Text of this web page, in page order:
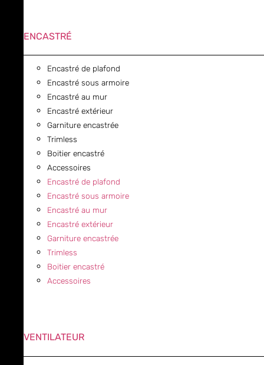
ENCASTRÉ
Encastré de plafond
Encastré sous armoire
Encastré au mur
Encastré extérieur
Garniture encastrée
Trimless
Boitier encastré
Accessoires
Encastré de plafond
Encastré sous armoire
Encastré au mur
Encastré extérieur
Garniture encastrée
Trimless
Boitier encastré
Accessoires
VENTILATEUR